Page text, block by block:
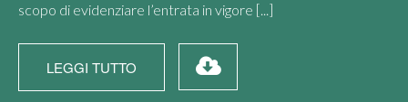
scopo di evidenziare l’entrata in vigore [...]
LEGGI TUTTO